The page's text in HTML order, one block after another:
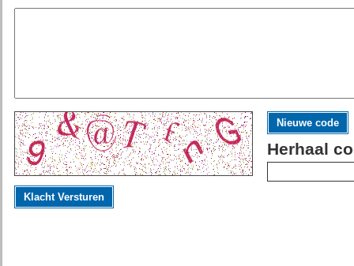
Nieuwe code
Herhaal
Klacht Versturen